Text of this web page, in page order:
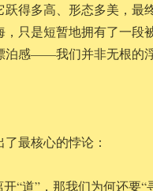
得多高、形态多美，最
只是短暂地拥有了一段
泊感——我们并非无根的
了最核心的悖论：
“道”，那我们为何还要“